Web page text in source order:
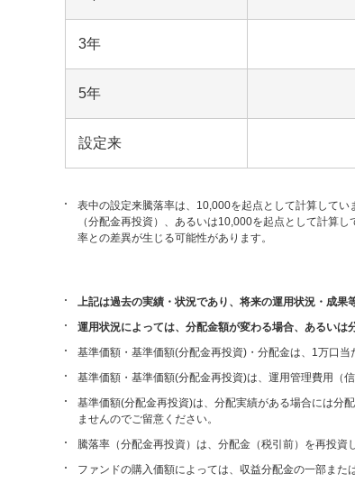
3年
5年
設定来
表中の設定来騰落率は、10,000を起点として計算して
（分配金再投資）、あるいは10,000を起点として計算
率との差異が生じる可能性があります。
上記は過去の実績・状況であり、将来の運用状況・成果
運用状況によっては、分配金額が変わる場合、あるいは
基準価額・基準価額(分配金再投資)・分配金は、1万口当
基準価額・基準価額(分配金再投資)は、運用管理費用（
基準価額(分配金再投資)は、分配実績がある場合には分
ませんのでご留意ください。
騰落率（分配金再投資）は、分配金（税引前）を再投資
ファンドの購入価額によっては、収益分配金の一部また